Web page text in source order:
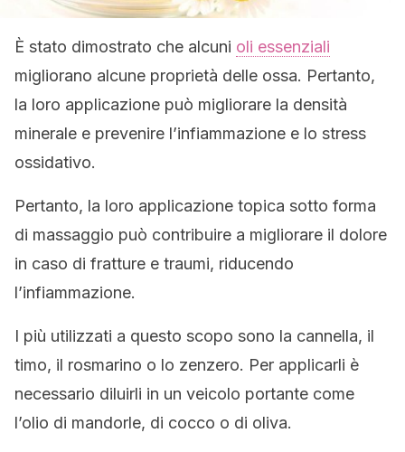
È stato dimostrato che alcuni oli essenziali
migliorano alcune proprietà delle ossa. Pertanto,
la loro applicazione può migliorare la densità
minerale e prevenire l’infiammazione e lo stress
ossidativo.
Pertanto, la loro applicazione topica sotto forma
di massaggio può contribuire a migliorare il dolore
in caso di fratture e traumi, riducendo
l’infiammazione.
I più utilizzati a questo scopo sono la cannella, il
timo, il rosmarino o lo zenzero. Per applicarli è
necessario diluirli in un veicolo portante come
l’olio di mandorle, di cocco o di oliva.